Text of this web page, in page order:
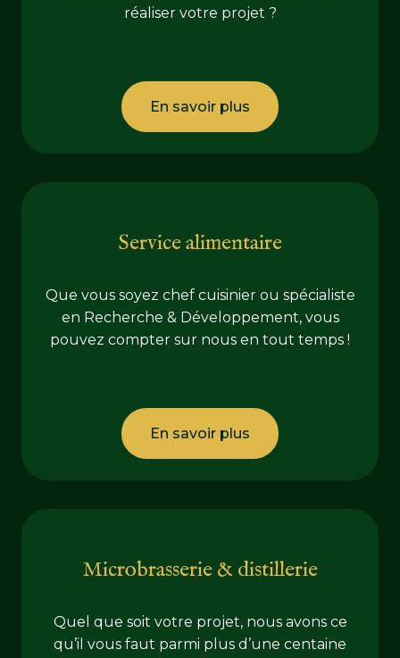
réaliser votre projet ?
En savoir plus
Service alimentaire
Que vous soyez chef cuisinier ou spécialiste
en Recherche & Développement, vous
pouvez compter sur nous en tout temps !
En savoir plus
Microbrasserie & distillerie
Quel que soit votre projet, nous avons ce
qu’il vous faut parmi plus d’une centaine